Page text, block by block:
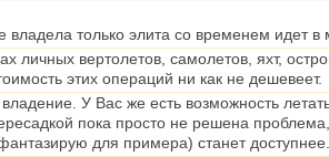
владела только элита со временем идет в
личных вертолетов, самолетов, яхт,
этих операций ни как не дешевеет.
У Вас же есть возможность
пока просто не решена
для примера) станет доступнее.